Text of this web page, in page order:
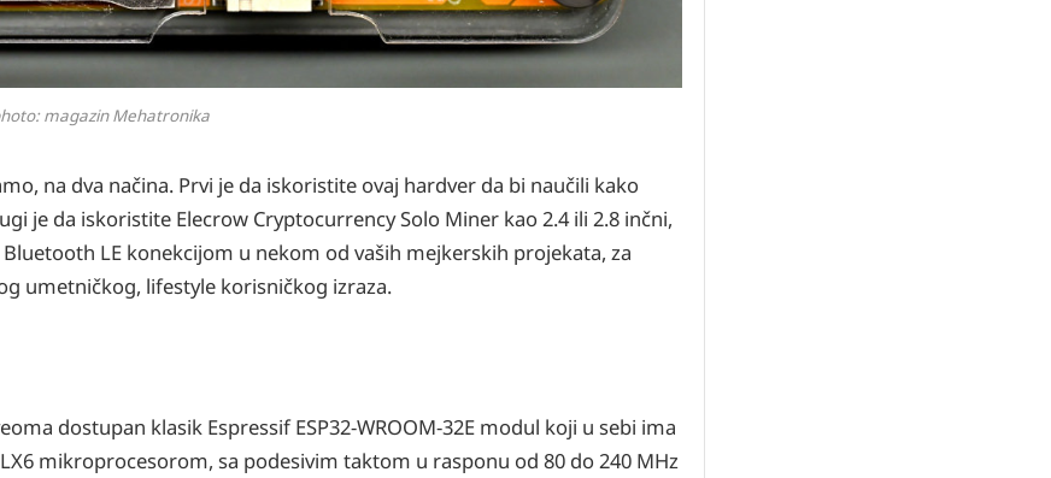
magazin Mehatronika
na dva načina. Prvi je da iskoristite ovaj hardver da bi naučili kako
je da iskoristite Elecrow Cryptocurrency Solo Miner kao 2.4 ili 2.8 inčni,
LE konekcijom u nekom od vaših mejkerskih projekata, za
umetničkog, lifestyle korisničkog izraza.
dostupan klasik Espressif ESP32-WROOM-32E modul koji u sebi ima
mikroprocesorom, sa podesivim taktom u rasponu od 80 do 240 MHz